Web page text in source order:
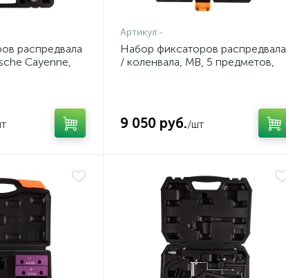
распредвала
Cayenne,
Артикул:-
Набор фиксаторов распредвала
/ коленвала, MB, 5 предметов,
9 050 руб./шт